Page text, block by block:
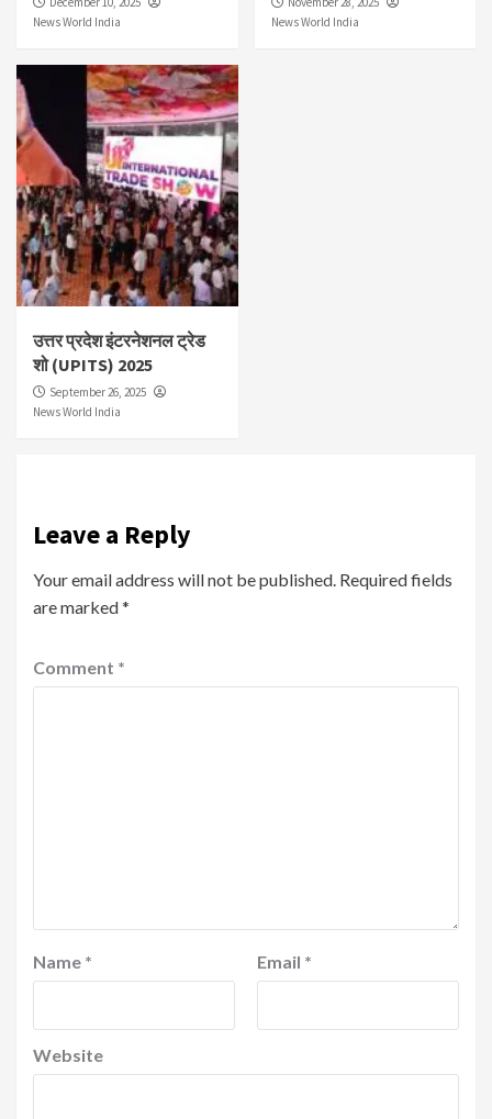
News World India
News World India
उत्तर प्रदेश इंटरनेशनल ट्रेड
शो (UPITS) 2025
September 26, 2025
News World India
Leave a Reply
Your email address will not be published. Required fields
are marked*
Comment *
Name * Email *
Website